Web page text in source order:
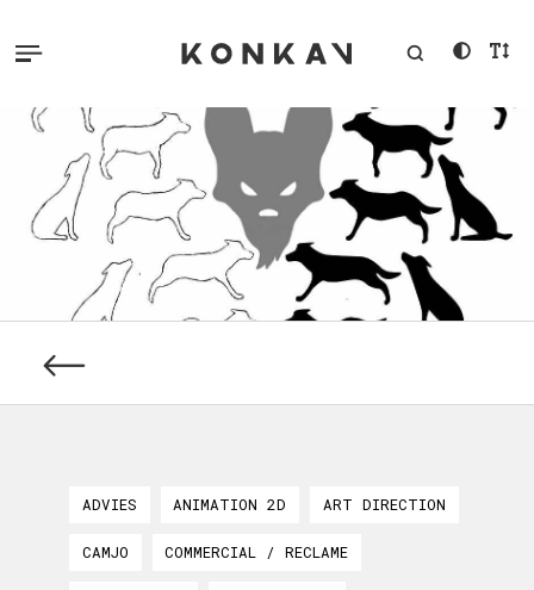
ADVIES ANIMATION 2D ART DIRECTION
CAMJO COMMERCIAL / RECLAME